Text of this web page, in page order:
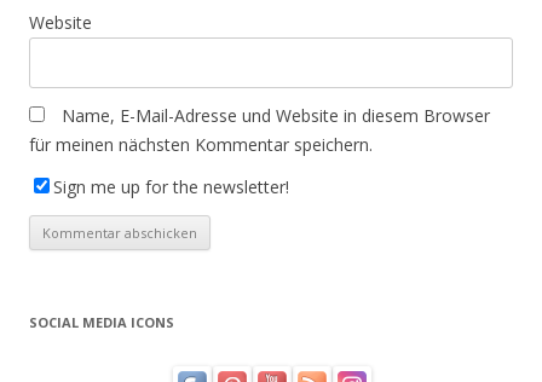
Website
Name, E-Mail-Adresse und Website in diesem Browser
für meinen nächsten Kommentar speichern.
Sign me up for the newsletter!
SOCIAL MEDIA ICONS